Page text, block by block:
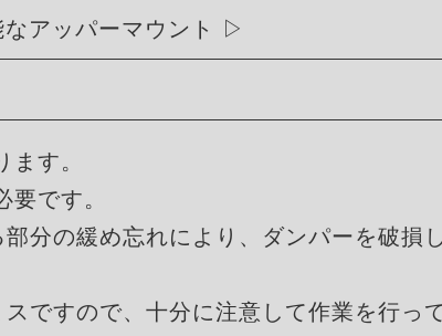
アッパーマウント
す。
です。
分の緩め忘れにより、ダンパーを破損
ですので、十分に注意して作業を行っ